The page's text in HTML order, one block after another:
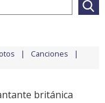
Canciones
británica